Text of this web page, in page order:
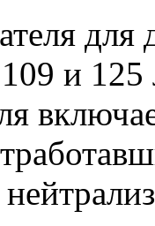
для
109 и